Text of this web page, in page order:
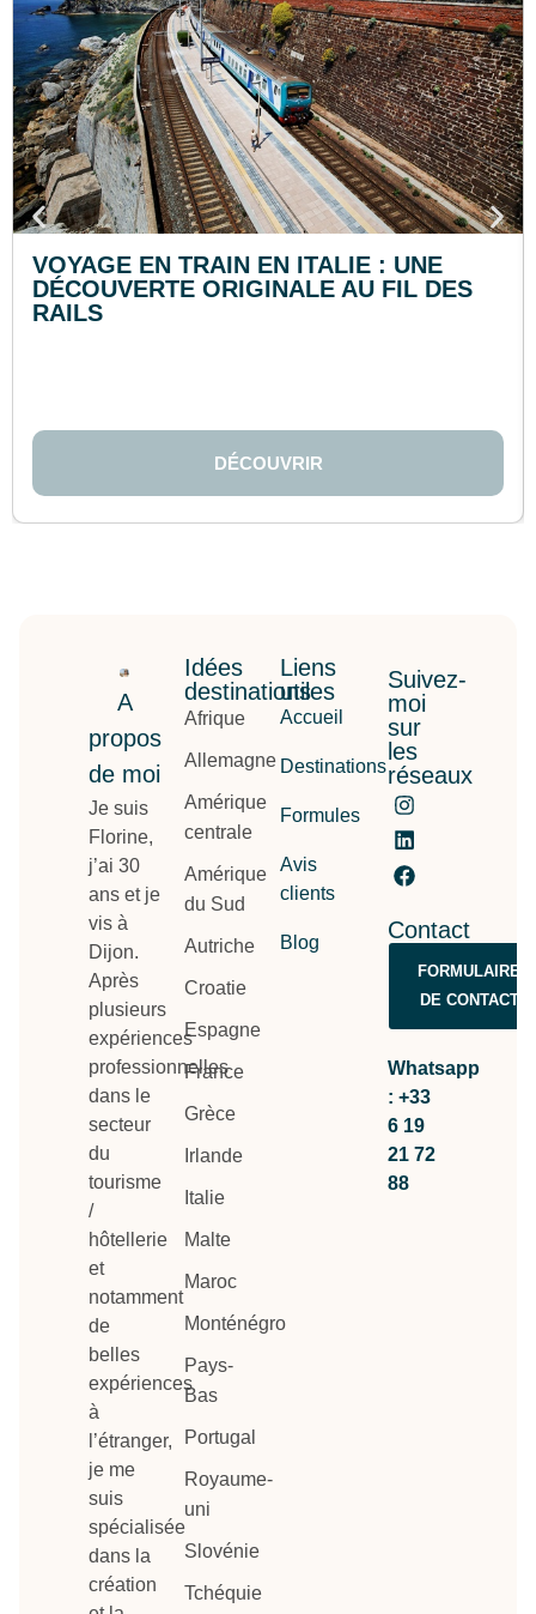
VOYAGE EN TRAIN EN ITALIE : UNE
DÉCOUVERTE ORIGINALE AU FIL DES
RAILS
DÉCOUVRIR
A
propos
de moi
Je suis
Florine,
j’ai 30
ans et je
vis à
Dijon.
Après
plusieurs
expériences
professionnelles
dans le
secteur
du
tourisme
/
hôtellerie
et
notamment
de
belles
expériences
à
l’étranger,
je me
suis
spécialisée
dans la
création
Idées
destinations
Afrique
Allemagne
Amérique
centrale
Amérique
du Sud
Autriche
Croatie
Espagne
France
Grèce
Irlande
Italie
Malte
Maroc
Monténégro
Pays-
Bas
Portugal
Royaume-
uni
Slovénie
Tchéquie
Liens
utiles
Accueil
Destinations
Formules
Avis
clients
Blog
Suivez-
moi
sur
les
réseaux
Contact
FORMULAIRE
DE CONTACT
Whatsapp
: +33
6 19
21 72
88